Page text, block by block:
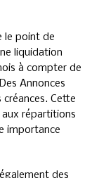
le point de
liquidation
à compter de
Annonces
Cette
répartitions
importance
des